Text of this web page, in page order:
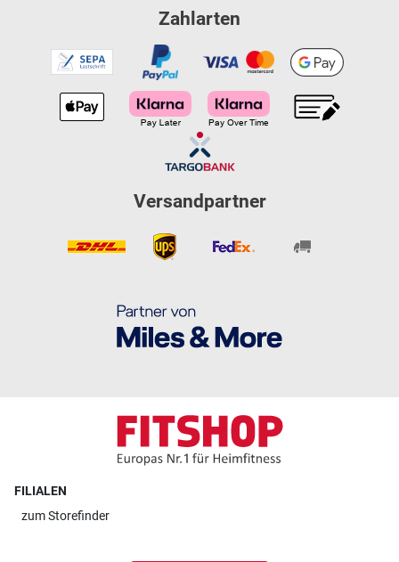
Zahlarten
Versandpartner
FILIALEN
zumStorefinder